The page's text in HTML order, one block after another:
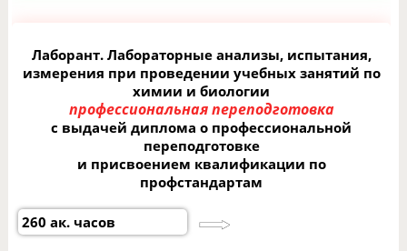
Лаборант. Лабораторные анализы, испытания,
измерения при проведении учебных занятий по
химии и биологии
профессиональная переподготовка
с выдачей диплома о профессиональной
переподготовке
и присвоением квалификации по
профстандартам
260 ак. часов